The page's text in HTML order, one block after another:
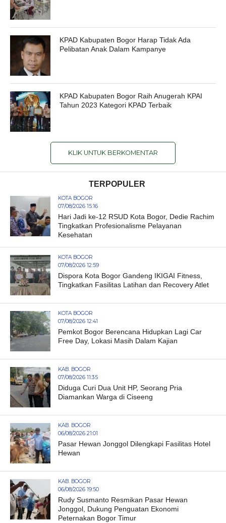
KPAD Kabupaten Bogor Harap Tidak Ada
Pelibatan Anak Dalam Kampanye
KPAD Kabupaten Bogor Raih Anugerah KPAI
Tahun 2023 Kategori KPAD Terbaik
KLIK UNTUK BERKOMENTAR
TERPOPULER
KOTA BOGOR
07/08/2026 15:16
Hari Jadi ke-12 RSUD Kota Bogor, Dedie Rachim
Tingkatkan Profesionalisme Pelayanan
Kesehatan
KOTA BOGOR
07/08/2026 12:59
Dispora Kota Bogor Gandeng IKIGAI Fitness,
Tingkatkan Fasilitas Latihan dan Recovery Atlet
KOTA BOGOR
07/08/2026 12:41
Pemkot Bogor Berencana Hidupkan Lagi Car
Free Day, Lokasi Masih Dalam Kajian
KAB. BOGOR
07/08/2026 11:35
Diduga Curi Dua Unit HP, Seorang Pria
Diamankan Warga di Ciseeng
KAB. BOGOR
06/08/2026 21:01
Pasar Hewan Jonggol Dilengkapi Fasilitas Hotel
Hewan
KAB. BOGOR
06/08/2026 19:50
Rudy Susmanto Resmikan Pasar Hewan
Jonggol, Dukung Penguatan Ekonomi
Peternakan Bogor Timur